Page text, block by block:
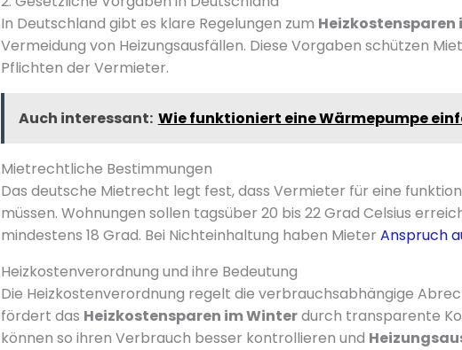
In Deutschland gibt es klare Regelungen zum Heizkostensparen
Vermeidung von Heizungsausfällen. Diese Vorgaben schützen
Pflichten der Vermieter.
Auch interessant: Wie funktioniert eine Wärmepumpe
Mietrechtliche Bestimmungen
Das deutsche Mietrecht legt fest, dass Vermieter für eine
müssen. Wohnungen sollen tagsüber 20 bis 22 Grad Celsius
mindestens 18 Grad. Bei Nichteinhaltung haben Mieter Anspruch
Heizkostenverordnung und ihre Bedeutung
Die Heizkostenverordnung regelt die verbrauchsabhängige
fördert das Heizkostensparen im Winterdurch transparente
können so ihren Verbrauch besser kontrollieren und